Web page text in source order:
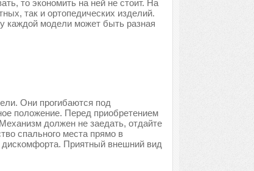
то экономить на ней не стоит. На
так и ортопедических изделий.
каждой модели может быть разная
Они прогибаются под
положение. Перед приобретением
должен не заедать, отдайте
спального места прямо в
дискомфорта. Приятный внешний вид